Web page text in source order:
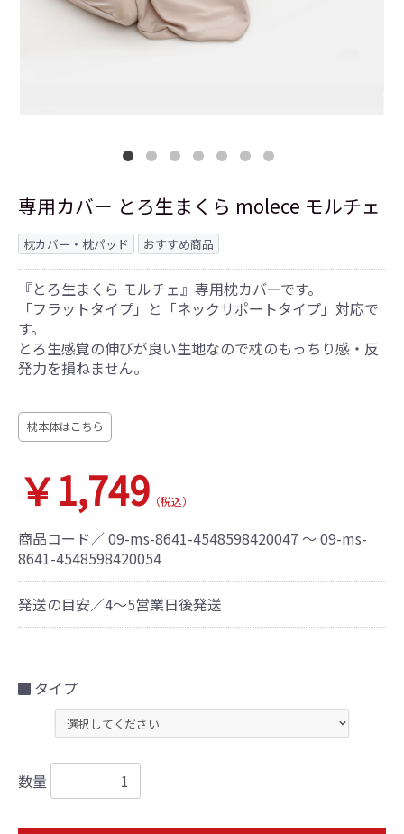
専用カバー とろ生まくら molece モルチェ
枕カバー・枕パッド おすすめ商品
『とろ生まくら モルチェ』専用枕カバーです。
「フラットタイプ」と「ネックサポートタイプ」対応で
す。
とろ生感覚の伸びが良い生地なので枕のもっちり感・反
発力を損ねません。
枕本体はこちら
￥1,749 （税込）
商品コード／ 09-ms-8641-4548598420047 ～ 09-ms-
8641-4548598420054
発送の目安／4～5営業日後発送
タイプ
数量